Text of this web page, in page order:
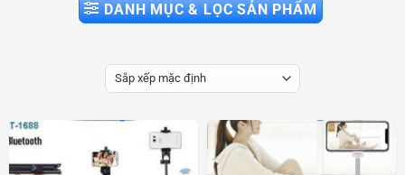
DANH MỤC & LỌC SẢN PHẨM